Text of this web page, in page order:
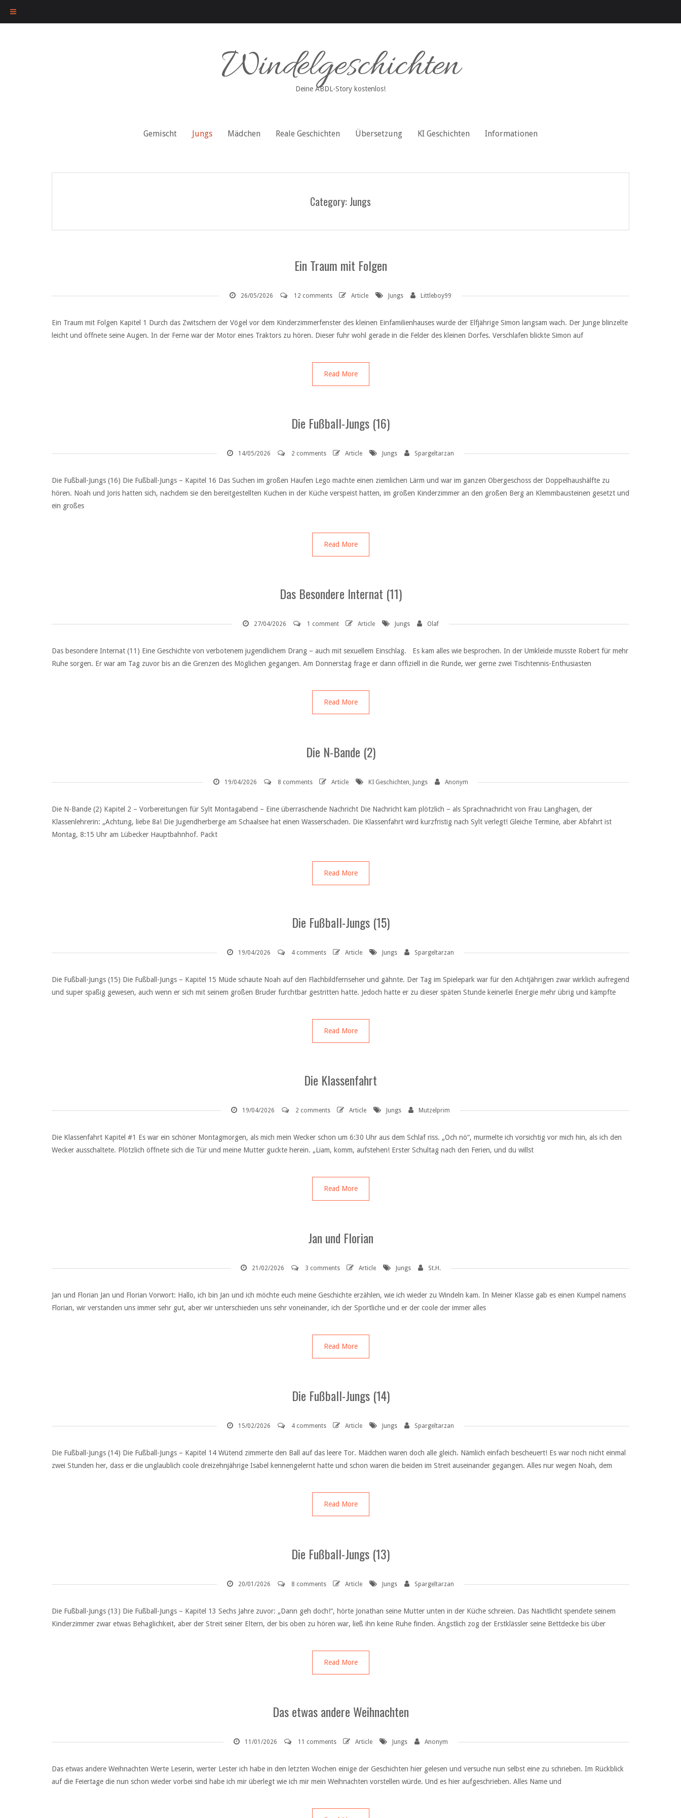
Windelgeschichten
Deine ABDL-Story kostenlos!
Gemischt Jungs Mädchen Reale Geschichten Übersetzung KI Geschichten Informationen
Category: Jungs
Ein Traum mit Folgen
26/05/2026 12 comments Article Jungs Littleboy99
Ein Traum mit Folgen Kapitel 1 Durch das Zwitschern der Vögel vor dem Kinderzimmerfenster des kleinen Einfamilienhauses wurde der Elfjährige Simon langsam wach. Der Junge blinzelte
leicht und öffnete seine Augen. In der Ferne war der Motor eines Traktors zu hören. Dieser fuhr wohl gerade in die Felder des kleinen Dorfes. Verschlafen blickte Simon auf
Read More
Die Fußball-Jungs (16)
14/05/2026 2 comments Article Jungs Spargeltarzan
Die Fußball-Jungs (16) Die Fußball-Jungs – Kapitel 16 Das Suchen im großen Haufen Lego machte einen ziemlichen Lärm und war im ganzen Obergeschoss der Doppelhaushälfte zu
hören. Noah und Joris hatten sich, nachdem sie den bereitgestellten Kuchen in der Küche verspeist hatten, im großen Kinderzimmer an den großen Berg an Klemmbausteinen gesetzt und
ein großes
Read More
Das Besondere Internat (11)
27/04/2026 1 comment Article Jungs Olaf
Das besondere Internat (11) Eine Geschichte von verbotenem jugendlichem Drang – auch mit sexuellem Einschlag. Es kam alles wie besprochen. In der Umkleide musste Robert für mehr
Ruhe sorgen. Er war am Tag zuvor bis an die Grenzen des Möglichen gegangen. Am Donnerstag frage er dann offiziell in die Runde, wer gerne zwei Tischtennis-Enthusiasten
Read More
Die N-Bande (2)
19/04/2026 8 comments Article KI Geschichten Jungs Anonym
Die N-Bande (2) Kapitel 2 – Vorbereitungen für Sylt Montagabend – Eine überraschende Nachricht Die Nachricht kam plötzlich – als Sprachnachricht von Frau Langhagen, der
Klassenlehrerin: „Achtung, liebe 8a! Die Jugendherberge am Schaalsee hat einen Wasserschaden. Die Klassenfahrt wird kurzfristig nach Sylt verlegt! Gleiche Termine, aber Abfahrt ist
Montag, 8:15 Uhr am Lübecker Hauptbahnhof. Packt
Read More
Die Fußball-Jungs (15)
19/04/2026 4 comments Article Jungs Spargeltarzan
Die Fußball-Jungs (15) Die Fußball-Jungs – Kapitel 15 Müde schaute Noah auf den Flachbildfernseher und gähnte. Der Tag im Spielepark war für den Achtjährigen zwar wirklich aufregend
und super spaßig gewesen, auch wenn er sich mit seinem großen Bruder furchtbar gestritten hatte. Jedoch hatte er zu dieser späten Stunde keinerlei Energie mehr übrig und kämpfte
Read More
Die Klassenfahrt
19/04/2026 2 comments Article Jungs Mutzelprim
Die Klassenfahrt Kapitel #1 Es war ein schöner Montagmorgen, als mich mein Wecker schon um 6:30 Uhr aus dem Schlaf riss. „Och nö“, murmelte ich vorsichtig vor mich hin, als ich den
Wecker ausschaltete. Plötzlich öffnete sich die Tür und meine Mutter guckte herein. „Liam, komm, aufstehen! Erster Schultag nach den Ferien, und du willst
Read More
Jan und Florian
21/02/2026 3 comments Article Jungs St.H.
Jan und Florian Jan und Florian Vorwort: Hallo, ich bin Jan und ich möchte euch meine Geschichte erzählen, wie ich wieder zu Windeln kam. In Meiner Klasse gab es einen Kumpel namens
Florian, wir verstanden uns immer sehr gut, aber wir unterschieden uns sehr voneinander, ich der Sportliche und er der coole der immer alles
Read More
Die Fußball-Jungs (14)
15/02/2026 4 comments Article Jungs Spargeltarzan
Die Fußball-Jungs (14) Die Fußball-Jungs – Kapitel 14 Wütend zimmerte den Ball auf das leere Tor. Mädchen waren doch alle gleich. Nämlich einfach bescheuert! Es war noch nicht einmal
zwei Stunden her, dass er die unglaublich coole dreizehnjährige Isabel kennengelernt hatte und schon waren die beiden im Streit auseinander gegangen. Alles nur wegen Noah, dem
Read More
Die Fußball-Jungs (13)
20/01/2026 8 comments Article Jungs Spargeltarzan
Die Fußball-Jungs (13) Die Fußball-Jungs – Kapitel 13 Sechs Jahre zuvor: „Dann geh doch!“, hörte Jonathan seine Mutter unten in der Küche schreien. Das Nachtlicht spendete seinem
Kinderzimmer zwar etwas Behaglichkeit, aber der Streit seiner Eltern, der bis oben zu hören war, ließ ihn keine Ruhe finden. Ängstlich zog der Erstklässler seine Bettdecke bis über
Read More
Das etwas andere Weihnachten
11/01/2026 11 comments Article Jungs Anonym
Das etwas andere Weihnachten Werte Leserin, werter Lester ich habe in den letzten Wochen einige der Geschichten hier gelesen und versuche nun selbst eine zu schrieben. Im Rückblick
auf die Feiertage die nun schon wieder vorbei sind habe ich mir überlegt wie ich mir mein Weihnachten vorstellen würde. Und es hier aufgeschrieben. Alles Name und